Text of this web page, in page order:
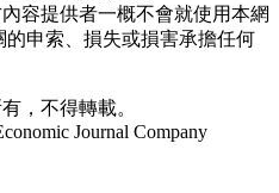
容提供者一概不會就使用本網
申索、損失或損害承擔任何
，不得轉載。
Journal Company